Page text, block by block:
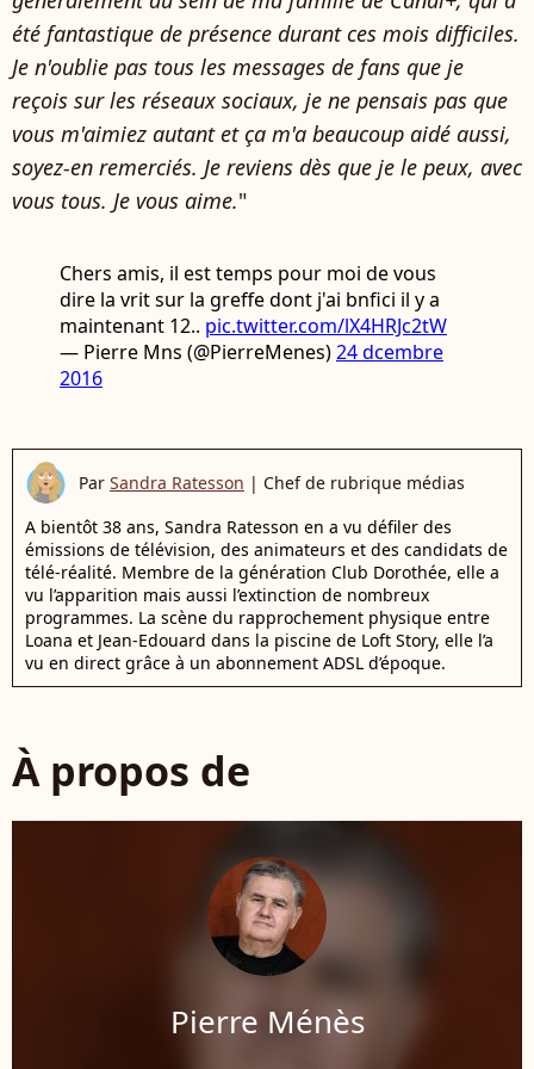
été fantastique de présence durant ces mois difficiles.
Je n'oublie pas tous les messages de fans que je
reçois sur les réseaux sociaux, je ne pensais pas que
vous m'aimiez autant et ça m'a beaucoup aidé aussi,
soyez-en remerciés. Je reviens dès que je le peux, avec
vous tous. Je vous aime."
Chers amis, il est temps pour moi de vous
dire la vrit sur la greffe dont j'ai bnfici il y a
maintenant 12.. pic.twitter.com/lX4HRJc2tW
— Pierre Mns (@PierreMenes)24 dcembre
2016
Par Sandra Ratesson | Chef de rubrique médias
A bientôt 38 ans, Sandra Ratesson en a vu défiler des
émissions de télévision, des animateurs et des candidats de
télé-réalité. Membre de la génération Club Dorothée, elle a
vu l’apparition mais aussi l’extinction de nombreux
programmes. La scène du rapprochement physique entre
Loana et Jean-Edouard dans la piscine de Loft Story, elle l’a
vu en direct grâce à un abonnement ADSL d’époque.
À propos de
Pierre Ménès